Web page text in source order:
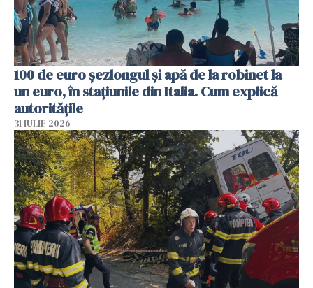
100 de euro șezlongul și apă de la robinet la
un euro, în stațiunile din Italia. Cum explică
autoritățile
31 IULIE 2026